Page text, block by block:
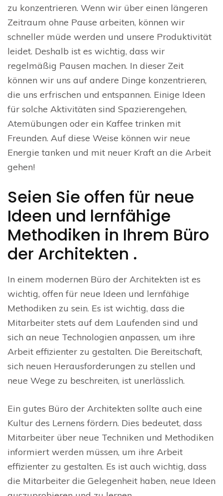
zu konzentrieren. Wenn wir über einen längeren
Zeitraum ohne Pause arbeiten, können wir
schneller müde werden und unsere Produktivität
leidet. Deshalb ist es wichtig, dass wir
regelmäßig Pausen machen. In dieser Zeit
können wir uns auf andere Dinge konzentrieren,
die uns erfrischen und entspannen. Einige Ideen
für solche Aktivitäten sind Spazierengehen,
Atemübungen oder ein Kaffee trinken mit
Freunden. Auf diese Weise können wir neue
Energie tanken und mit neuer Kraft an die Arbeit
gehen!
Seien Sie offen für neue
Ideen und lernfähige
Methodiken in Ihrem Büro
der Architekten .
In einem modernen Büro der Architekten ist es
wichtig, offen für neue Ideen und lernfähige
Methodiken zu sein. Es ist wichtig, dass die
Mitarbeiter stets auf dem Laufenden sind und
sich an neue Technologien anpassen, um ihre
Arbeit effizienter zu gestalten. Die Bereitschaft,
sich neuen Herausforderungen zu stellen und
neue Wege zu beschreiten, ist unerlässlich.
Ein gutes Büro der Architekten sollte auch eine
Kultur des Lernens fördern. Dies bedeutet, dass
Mitarbeiter über neue Techniken und Methodiken
informiert werden müssen, um ihre Arbeit
effizienter zu gestalten. Es ist auch wichtig, dass
die Mitarbeiter die Gelegenheit haben, neue Ideen